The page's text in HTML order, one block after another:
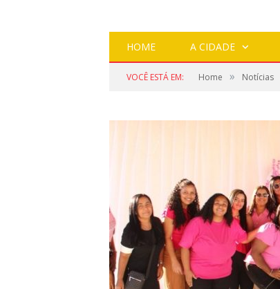
HOME A CIDADE
VOCÊ ESTÁ EM: Home » Notícias